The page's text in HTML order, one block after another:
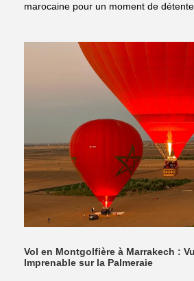
marocaine pour un moment de
Vol en Montgolfière à Marrakech :
Imprenable sur la Palmeraie